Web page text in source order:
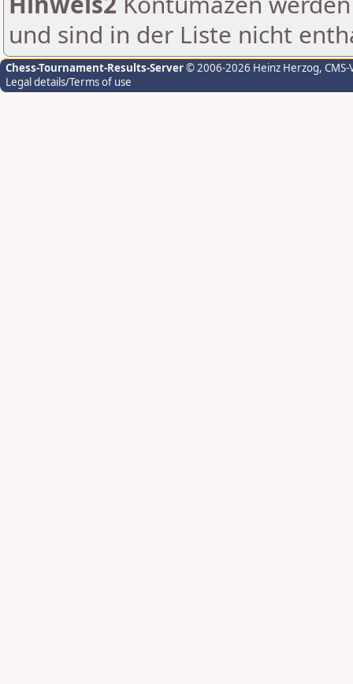
und sind in der Liste nicht
Chess-Tournament-Results-Server© 2006-2026 Heinz Herzog,
Legal details/Terms of use